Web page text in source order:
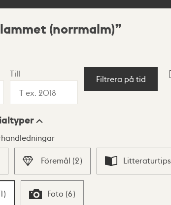
lammet (norrmalm)
Till
Filtrera på tid
Föremål (2) Litteraturtips
1) Foto (6)